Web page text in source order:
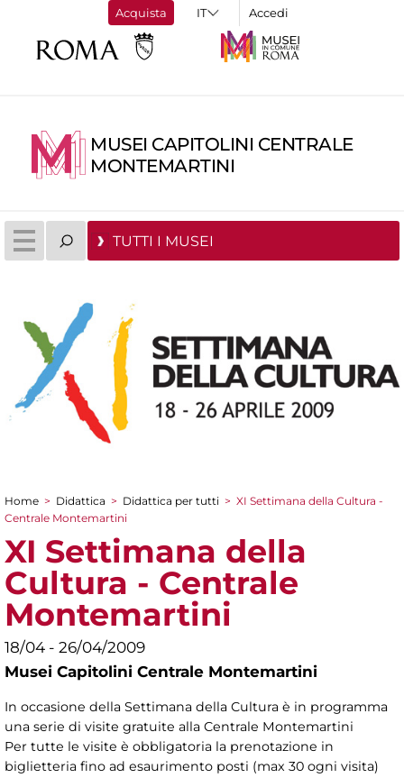
Acquista Accedi
MUSEI CAPITOLINI CENTRALE
MONTEMARTINI
TUTTI I MUSEI
Tu sei qui
Home > Didattica > Didattica per tutti > XI Settimana della Cultura -
Centrale Montemartini
XI Settimana della
Cultura - Centrale
Montemartini
18/04 - 26/04/2009
Musei Capitolini Centrale Montemartini
In occasione della Settimana della Cultura è in programma
una serie di visite gratuite alla Centrale Montemartini
Per tutte le visite è obbligatoria la prenotazione in
biglietteria fino ad esaurimento posti (max 30 ogni visita)